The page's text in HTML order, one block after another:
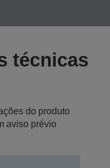
técnicas
do produto
aviso prévio